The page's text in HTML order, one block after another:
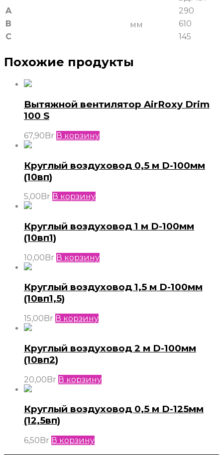
A
мм
290
B
610
C
145
Похожие продукты
Вытяжной вентилятор AirRoxy Drim
100 S
67,90Br В корзину
Круглый воздуховод 0,5 м D-100мм
(10вп)
5,00 Br В корзину
Круглый воздуховод 1 м D-100мм
(10вп1)
10,00Br В корзину
Круглый воздуховод 1,5 м D-100мм
(10вп1,5)
15,00Br В корзину
Круглый воздуховод 2 м D-100мм
(10вп2)
20,00Br В корзину
Круглый воздуховод 0,5 м D-125мм
(12,5вп)
6,50Br В корзину